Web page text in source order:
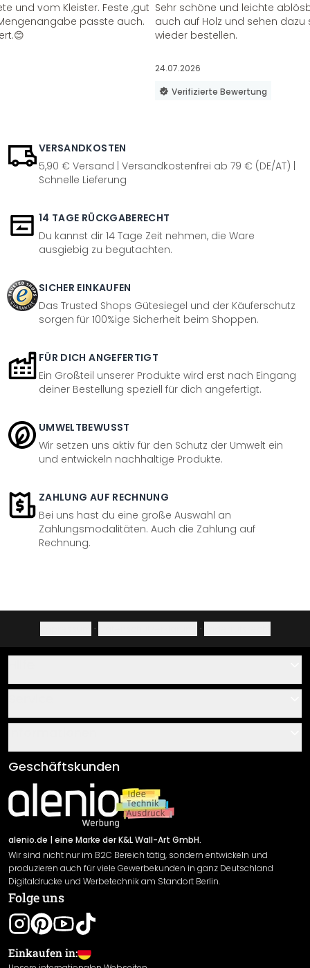
und vom Kleister. Feste ,gut
passte auch.
Sehr schöne und leichte
auch auf Holz und sehen
wieder bestellen.
24.07.2026
Verifizierte Bewertung
VERSANDKOSTEN
5,90 € Versand | Versandkostenfrei ab 79 € (DE/AT) |
Schnelle Lieferung
14 TAGE RÜCKGABERECHT
Du kannst dir 14 Tage Zeit nehmen, die Ware
ausgiebig zu begutachten.
SICHER EINKAUFEN
Das Trusted Shops Gütesiegel und der Käuferschutz
sorgen für 100%ige Sicherheit beim Shoppen.
FÜR DICH ANGEFERTIGT
Ein Großteil unserer Produkte wird erst nach Eingang
deiner Bestellung speziell für dich angefertigt.
UMWELTBEWUSST
Wir setzen uns aktiv für den Schutz der Umwelt ein
und entwickeln nachhaltige Produkte.
ZAHLUNG AUF RECHNUNG
Bei uns hast du eine große Auswahl an
Zahlungsmodalitäten. Auch die Zahlung auf
Rechnung.
· ·
Über uns
Klebe- und Montageanleitungen
Newsletter An-/Abmeldung
Sendungsverfolgung
AGB
Impressum
Versand & Zahlung
Rücksendung
Widerrufsrecht
Datenschutzerklärung
Gewährleistung
Leistungserklärung / CE-Zeichen
Cookie Einstellungen
Geschäftskunden
alenio.de | eine Marke der K&L Wall-Art GmbH.
Wir sind nicht nur im B2C Bereich tätig, sondern entwickeln und
produzieren auch für viele Gewerbekunden in ganz Deutschland
Digitaldrucke und Werbetechnik am Standort Berlin.
Folge uns
Einkaufen in: